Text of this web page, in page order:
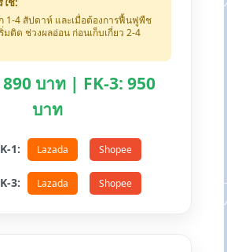
1-4 สัปดาห์ และเมื่อต้องการฟื้นฟูพืช
ริ่มติด ช่วงผลอ่อน ก่อนเก็บเกี่ยว 2-4
890 บาท | FK-3: 950
บาท
1: Lazada Shopee
3: Lazada Shopee